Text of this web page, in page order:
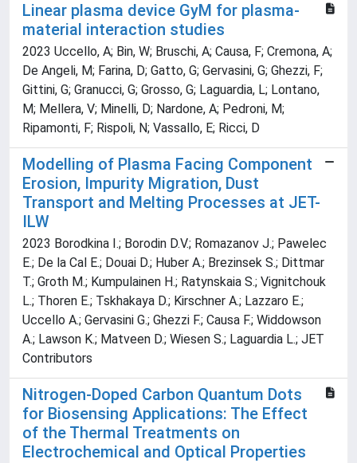
Linear plasma device GyM for plasma-
material interaction studies
2023 Uccello, A; Bin, W; Bruschi, A; Causa, F; Cremona, A;
De Angeli, M; Farina, D; Gatto, G; Gervasini, G; Ghezzi, F;
Gittini, G; Granucci, G; Grosso, G; Laguardia, L; Lontano,
M; Mellera, V; Minelli, D; Nardone, A; Pedroni, M;
Ripamonti, F; Rispoli, N; Vassallo, E; Ricci, D
Modelling of Plasma Facing Component
Erosion, Impurity Migration, Dust
Transport and Melting Processes at JET-
ILW
2023 Borodkina I.; Borodin D.V.; Romazanov J.; Pawelec
E.; De la Cal E.; Douai D.; Huber A.; Brezinsek S.; Dittmar
T.; Groth M.; Kumpulainen H.; Ratynskaia S.; Vignitchouk
L.; Thoren E.; Tskhakaya D.; Kirschner A.; Lazzaro E.;
Uccello A.; Gervasini G.; Ghezzi F.; Causa F.; Widdowson
A.; Lawson K.; Matveen D.; Wiesen S.; Laguardia L.; JET
Contributors
Nitrogen-Doped Carbon Quantum Dots
for Biosensing Applications: The Effect
of the Thermal Treatments on
Electrochemical and Optical Properties